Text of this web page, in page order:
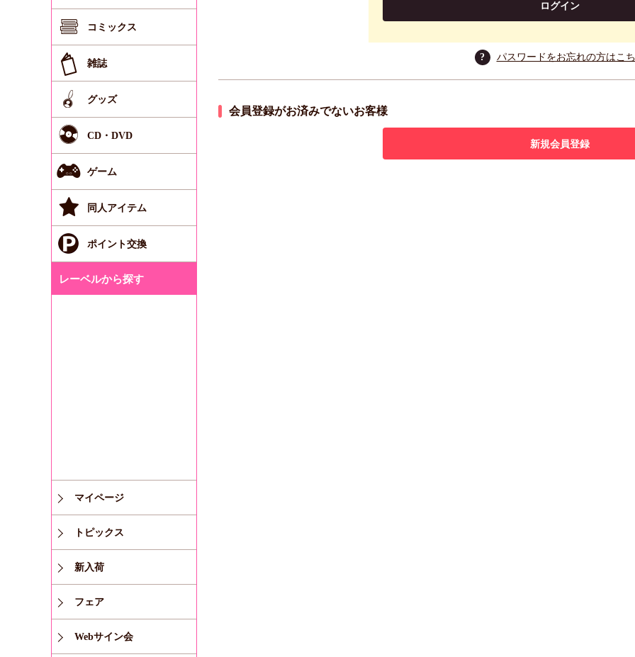
コミックス
雑誌
グッズ
CD・DVD
ゲーム
同人アイテム
ポイント交換
レーベルから探す
マイページ
トピックス
新入荷
フェア
Webサイン会
ログイン
? パスワードをお忘れの方はこ
会員登録がお済みでないお客様
新規会員登録